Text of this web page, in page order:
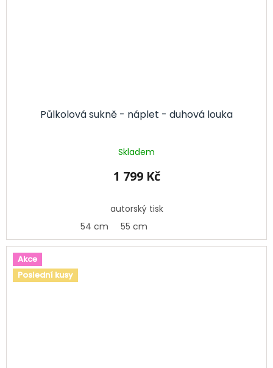
Půlkolová sukně - náplet - duhová louka
Skladem
1 799 Kč
autorský tisk
54 cm
55 cm
Akce
Poslední kusy